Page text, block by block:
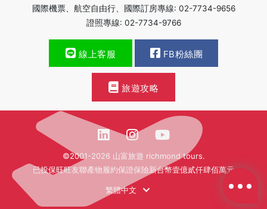
國際機票、航空自由行、國際訂房專線: 02-7734-9656
證照專線: 02-7734-9766
線上客服 FB粉絲團
旅遊攻略
©2001-2026 山富旅遊 richmond tours.
已投保旺旺友聯產物履約保證保險新台幣壹億貳仟肆佰萬元
繁體中文